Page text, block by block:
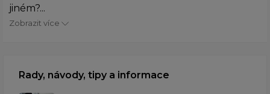
jiném?...
Zobrazit více
Rady, návody, tipy a informace